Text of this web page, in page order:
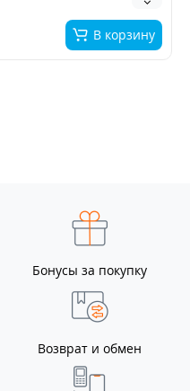
В корзину
Бонусы за покупку
Возврат и обмен